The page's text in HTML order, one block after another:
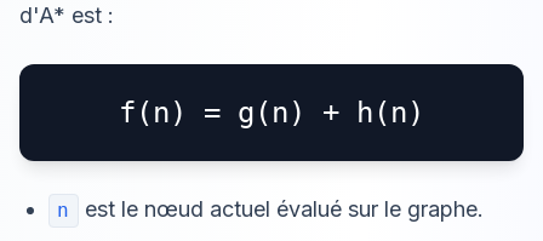
d'A* est :
f(n) = g(n) + h(n)
n est le nœud actuel évalué sur le graphe.